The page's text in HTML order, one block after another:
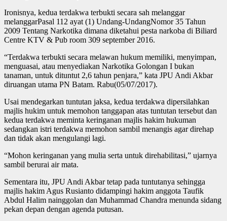
Ironisnya, kedua terdakwa terbukti secara sah melanggar
melanggarPasal 112 ayat (1) Undang-UndangNomor 35 Tahun
2009 Tentang Narkotika dimana diketahui pesta narkoba di Biliard
Centre KTV & Pub room 309 september 2016.
“Terdakwa terbukti secara melawan hukum memiliki, menyimpan,
menguasai, atau menyediakan Narkotika Golongan I bukan
tanaman, untuk dituntut 2,6 tahun penjara,” kata JPU Andi Akbar
diruangan utama PN Batam. Rabu(05/07/2017).
Usai mendegarkan tuntutan jaksa, kedua terdakwa dipersilahkan
majlis hukim untuk memohon tanggapan atas tuntutan tersebut dan
kedua terdakwa meminta keringanan majlis hakim hukuman
sedangkan istri terdakwa memohon sambil menangis agar direhap
dan tidak akan mengulangi lagi.
“Mohon keringanan yang mulia serta untuk direhabilitasi,” ujarnya
sambil berurai air mata.
Sementara itu, JPU Andi Akbar tetap pada tuntutanya sehingga
majlis hakim Agus Rusianto didampingi hakim anggota Taufik
Abdul Halim nainggolan dan Muhammad Chandra menunda sidang
pekan depan dengan agenda putusan.